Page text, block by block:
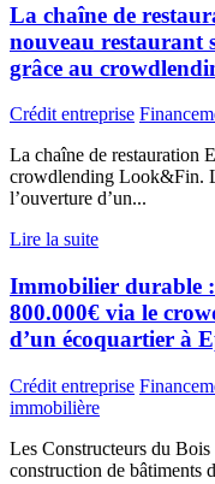
La chaîne de
nouveau restaurant
grâce au
Crédit entreprise
La chaîne de restauration
crowdlending Look&Fin.
l’ouverture d’un...
Lire la suite
Immobilier durable
800.000€ via le
d’un écoquartier à
Crédit entreprise
immobilière
Les Constructeurs du
construction de bâtiments